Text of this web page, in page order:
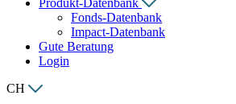
Produkt-Datenbank
Fonds-Datenbank
Impact-Datenbank
Gute Beratung
Login
CH